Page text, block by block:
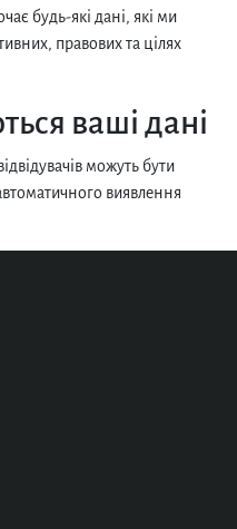
будь-які дані, які ми
правових та цілях
ваші дані
можуть бути
виявлення